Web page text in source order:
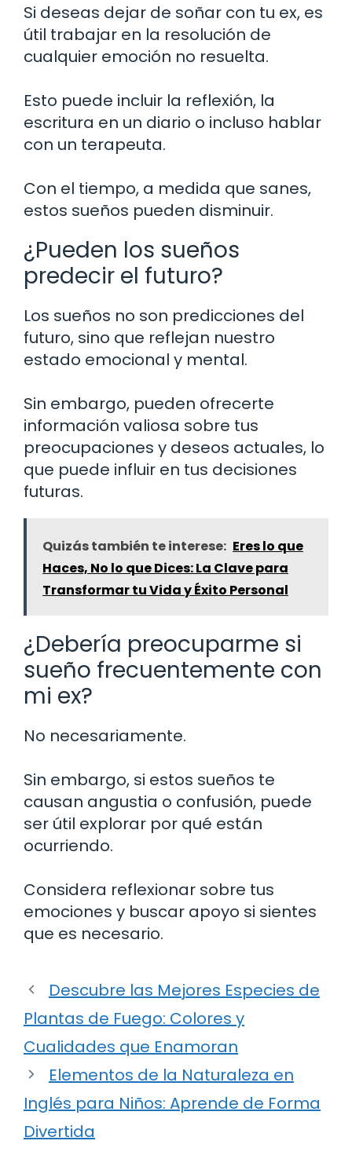
Si deseas dejar de soñar con tu ex, es
útil trabajar en la resolución de
cualquier emoción no resuelta.
Esto puede incluir la reflexión, la
escritura en un diario o incluso hablar
con un terapeuta.
Con el tiempo, a medida que sanes,
estos sueños pueden disminuir.
¿Pueden los sueños
predecir el futuro?
Los sueños no son predicciones del
futuro, sino que reflejan nuestro
estado emocional y mental.
Sin embargo, pueden ofrecerte
información valiosa sobre tus
preocupaciones y deseos actuales, lo
que puede influir en tus decisiones
futuras.
Quizás también te interese: Eres lo que
Haces, No lo que Dices: La Clave para
Transformar tu Vida y Éxito Personal
¿Debería preocuparme si
sueño frecuentemente con
mi ex?
No necesariamente.
Sin embargo, si estos sueños te
causan angustia o confusión, puede
ser útil explorar por qué están
ocurriendo.
Considera reflexionar sobre tus
emociones y buscar apoyo si sientes
que es necesario.
Descubre las Mejores Especies de
Plantas de Fuego: Colores y
Cualidades que Enamoran
Elementos de la Naturaleza en
Inglés para Niños: Aprende de Forma
Divertida